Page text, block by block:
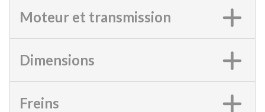
Moteur et transmission
Dimensions
Freins